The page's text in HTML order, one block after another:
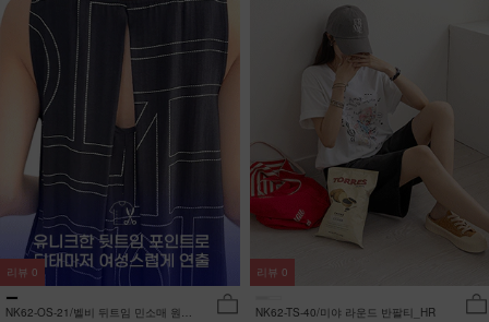
NK62-OS-21/벨비 뒤트임 민소매 원피
리뷰 0
NK62-TS-40/미야 라운드 반팔티_HR
리뷰 0